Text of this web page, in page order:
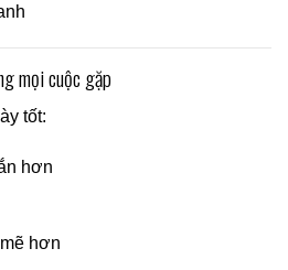
mọi cuộc gặp
tốt:
hơn
hơn